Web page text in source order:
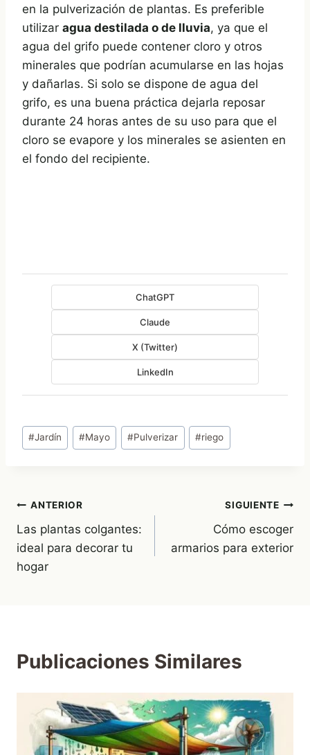
en la pulverización de plantas. Es preferible
utilizar agua destilada o de lluvia, ya que el
agua del grifo puede contener cloro y otros
minerales que podrían acumularse en las hojas
y dañarlas. Si solo se dispone de agua del
grifo, es una buena práctica dejarla reposar
durante 24 horas antes de su uso para que el
cloro se evapore y los minerales se asienten en
el fondo del recipiente.
ChatGPT
Claude
X (Twitter)
LinkedIn
Etiquetas
de
#Jardín #Mayo #Pulverizar #riego
Navegación
de
entradas
ANTERIOR
Las plantas colgantes:
ideal para decorar tu
hogar
SIGUIENTE
Cómo escoger
armarios para exterior
Publicaciones Similares